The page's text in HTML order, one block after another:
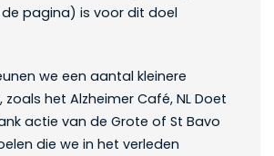
pagina) is voor dit doel
we een aantal kleinere
het Alzheimer Café, NL Doet
actie van de Grote of St Bavo
die we in het verleden